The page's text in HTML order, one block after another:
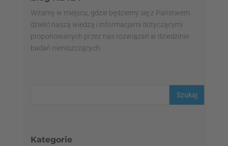
Witamy w miejscu, gdzie będziemy się z Państwem
dzielić naszą wiedzą i informacjami dotyczącymi
proponowanych przez nas rozwiązań w dziedzinie
badań nieniszczących.
Kategorie